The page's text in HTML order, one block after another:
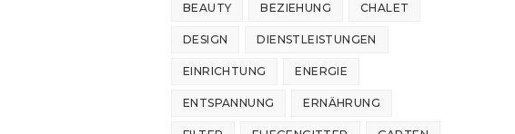
BEAUTY BEZIEHUNG CHALET
DESIGN DIENSTLEISTUNGEN
EINRICHTUNG ENERGIE
ENTSPANNUNG ERNÄHRUNG